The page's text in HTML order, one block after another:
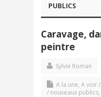
PUBLICS
Caravage,
peintre
Sylvie Roman
A la une, A voir
/ nouveaux publics,